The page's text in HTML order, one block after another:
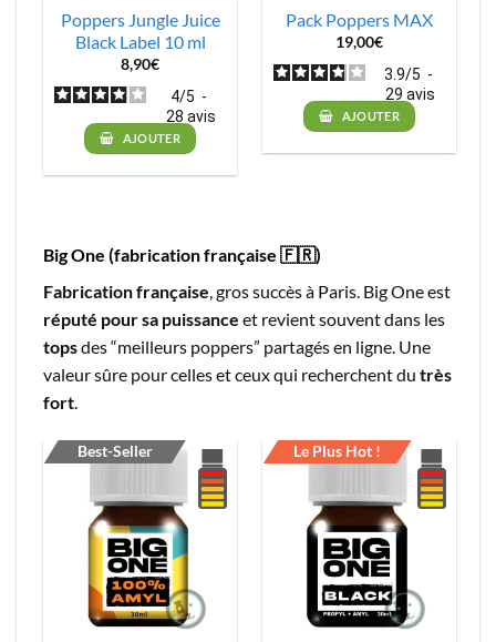
Poppers Jungle Juice
Black Label 10 ml
8,90€
4/5 -
28 avis
AJOUTER
Pack Poppers MAX
19,00€
3.9/5 -
29 avis
AJOUTER
Big One (fabrication française 🇫🇷)
Fabrication française, gros succès à Paris. Big One est
réputé pour sa puissance et revient souvent dans les
topsdes “meilleurs poppers” partagés en ligne. Une
valeur sûre pour celles et ceux qui recherchent du très
fort.
Best-Seller Le Plus Hot !